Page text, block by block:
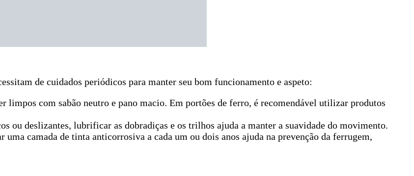
de cuidados periódicos para manter seu bom funcionamento e aspeto:
limpos com sabão neutro e pano macio. Em portões de ferro, é recomendável utilizar produtos
ou deslizantes, lubrificar as dobradiças e os trilhos ajuda a manter a suavidade do movimento.
uma camada de tinta anticorrosiva a cada um ou dois anos ajuda na prevenção da ferrugem,